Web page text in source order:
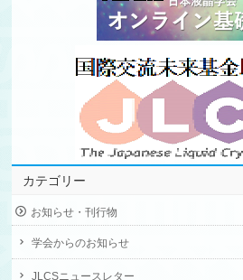
カテゴリー
お知らせ・刊行物
学会からのお知らせ
JLCSニュースレター